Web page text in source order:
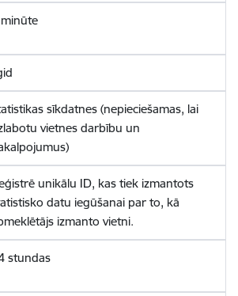
sīkdatnes (nepieciešamas, lai
vietnes darbību un
unikālu ID, kas tiek izmantots
datu iegūšanai par to, kā
izmanto vietni.
stundas